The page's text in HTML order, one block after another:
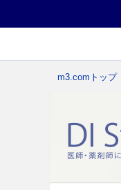
m3.comトップ